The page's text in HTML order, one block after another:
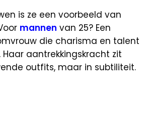
is ze een voorbeeld van
mannen van 25? Een
die charisma en talent
aantrekkingskracht zit
outfits, maar in subtiliteit.